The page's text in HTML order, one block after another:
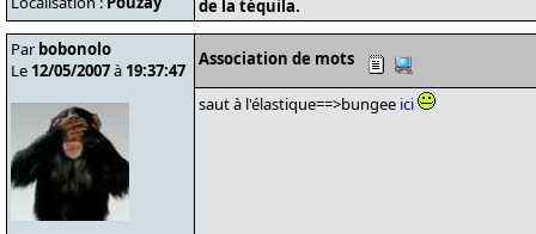
de la téquila.
Par bobonolo
Le 12/05/2007à 19:37:47
Association de mots
saut à l'élastique==>bungee ici